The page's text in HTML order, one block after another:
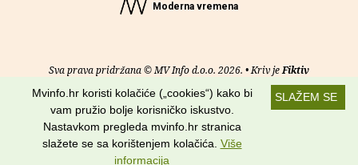
Moderna vremena
Sva prava pridržana © MV Info d.o.o. 2026. • Kriv jeFiktiv
Uvjeti korištenja RSS kanali
Potraži nas na:
SLAŽEM SE
Mvinfo.hr koristi kolačiće („cookies“) kako bi
vam pružio bolje korisničko iskustvo.
Nastavkom pregleda mvinfo.hr stranica
slažete se sa korištenjem kolačića. Više
informacija